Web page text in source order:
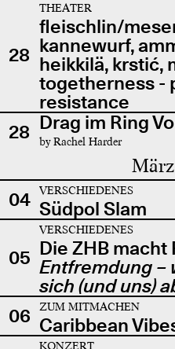
28
THEATER
fleischlin/
kannewurf,
heikkilä, krstić,
togetherness -
resistance
28 Drag im Ring
by Rachel Harder
04 VERSCHIEDENES
Südpol Slam
05
VERSCHIEDENES
Die ZHB macht
Entfremdung –
sich (und uns)
06
ZUM MITMACHEN
Caribbean
KONZERT